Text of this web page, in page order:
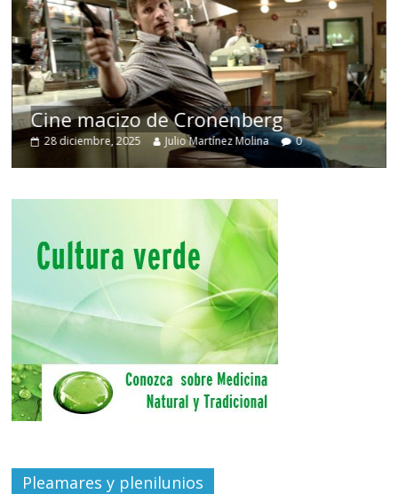
Cine macizo de Cronenberg
28 diciembre, 2025 Julio Martínez Molina 0
Pleamares y plenilunios